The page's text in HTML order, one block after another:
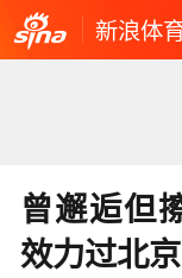
新浪体
曾邂逅但
效力过北